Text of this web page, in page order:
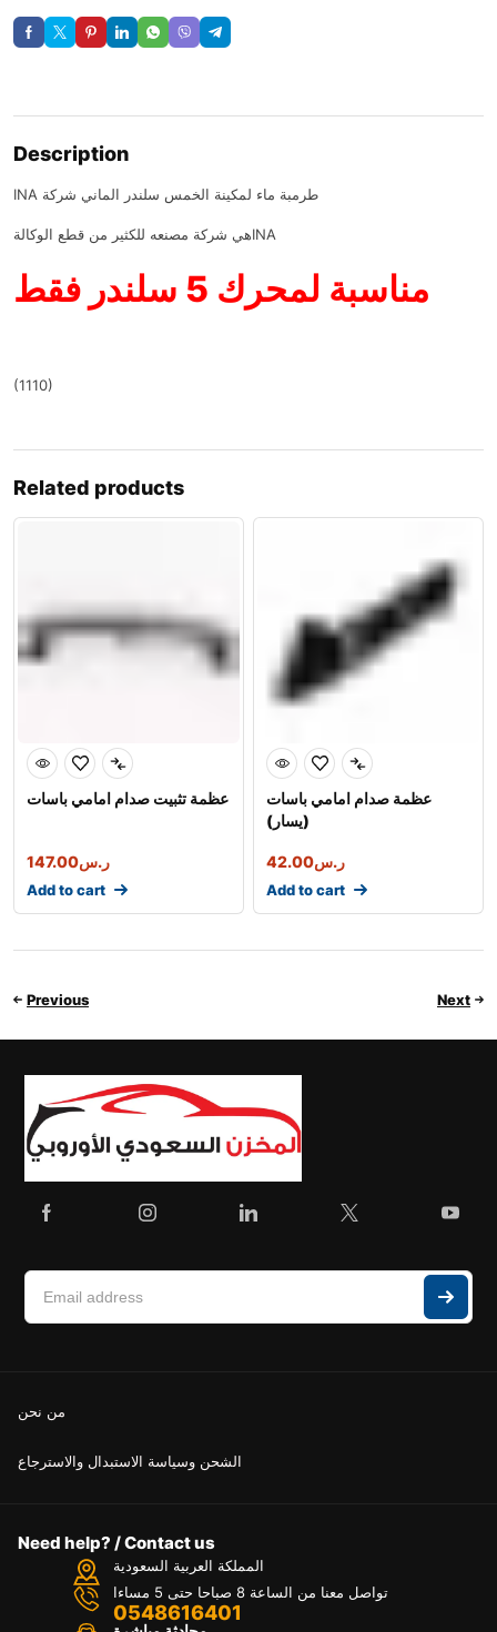
Description
INA طرمبة ماء لمكينة الخمس سلندر الماني شركة
هي شركة مصنعه للكثير من قطع الوكالةINA
مناسبة لمحرك 5 سلندر فقط
(1110)
Related products
عظمة تثبيت صدام امامي باسات
ر.س147.00
Add to cart
عظمة صدام امامي باسات
(يسار)
ر.س42.00
Add to cart
Previous Next
من نحن
الشحن وسياسة الاستبدال والاسترجاع
Need help? / Contact us
المملكة العربية السعودية
تواصل معنا من الساعة 8 صباحا حتى 5 مساءا
0548616401